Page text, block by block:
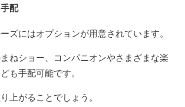
手配
ズにはオプションが用意されています。
ねショー、コンパニオンやさまざまな楽
も手配可能です。
上がることでしょう。